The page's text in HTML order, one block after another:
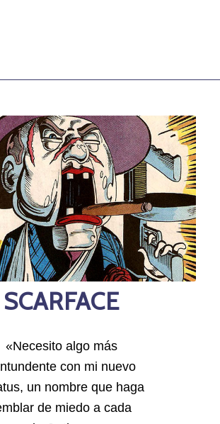
SCARFACE
«Necesito algo más
con mi nuevo
un nombre que haga
de miedo a cada